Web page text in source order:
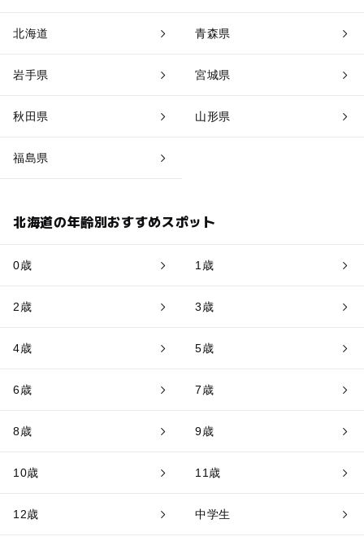
北海道 青森県
岩手県 宮城県
秋田県 山形県
福島県
北海道の年齢別おすすめスポット
0歳 1歳
2歳 3歳
4歳 5歳
6歳 7歳
8歳 9歳
10歳 11歳
12歳 中学生